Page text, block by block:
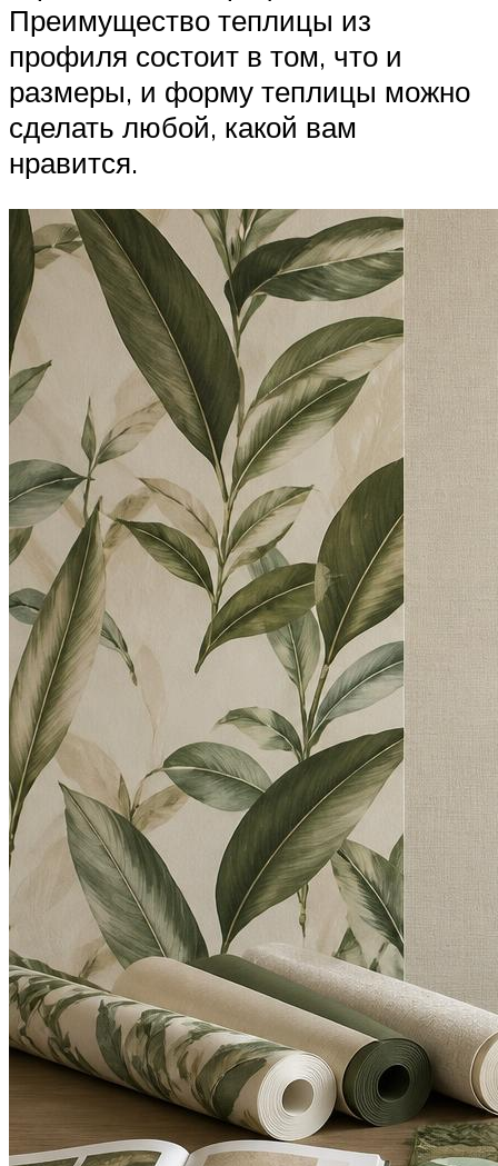
Преимущество теплицы из
профиля состоит в том, что и
размеры, и форму теплицы можно
сделать любой, какой вам
нравится.